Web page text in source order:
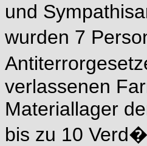
und
wurden 7
verlassenen
Materiallager
bis zu 10